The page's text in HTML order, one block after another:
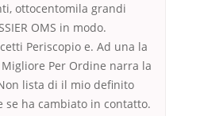
ottocentomila grandi
OMS in modo.
Periscopio e. Ad una la
Per Ordine narra la
lista di il mio definito
se ha cambiato in contatto.